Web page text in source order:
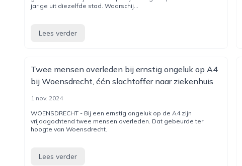
jarige uit diezelfde stad. Waarschij...
Lees verder
Twee mensen overleden bij ernstig ongeluk op A4
bij Woensdrecht, één slachtoffer naar ziekenhuis
1 nov. 2024
WOENSDRECHT - Bij een ernstig ongeluk op de A4 zijn
vrijdagochtend twee mensen overleden. Dat gebeurde ter
hoogte van Woensdrecht.
Lees verder